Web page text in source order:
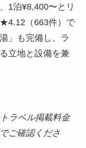
1泊¥8,400〜とリ
（663件）で
」も完備し、ラ
立地と設備を兼
ラベル掲載料金
ご確認くださ